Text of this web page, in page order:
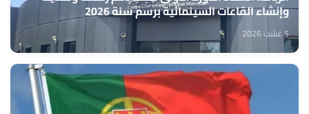
وإنشاء القاعات السينمائية برسم سنة 2026
5 غشت 2026